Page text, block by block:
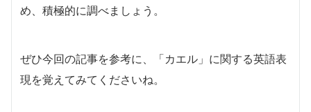
め、積極的に調べましょう。
ぜひ今回の記事を参考に、「カエル」に関する英語表
現を覚えてみてくださいね。